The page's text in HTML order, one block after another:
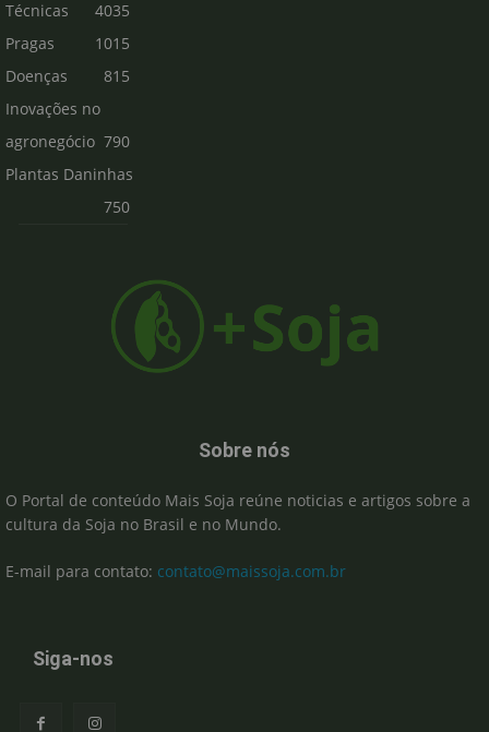
Técnicas
4035
Pragas
1015
Doenças
815
Inovações no
agronegócio 790
Plantas Daninhas
750
Sobre nós
O Portal de conteúdo Mais Soja reúne noticias e artigos sobre a
cultura da Soja no Brasil e no Mundo.
E-mail para contato: contato@maissoja.com.br
Siga-nos